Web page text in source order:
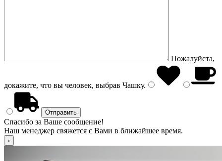
Пожалуйста,
докажите, что вы человек, выбрав Чашку.
Спасибо за Ваше сообщение!
Наш менеджер свяжется с Вами в ближайшее время.